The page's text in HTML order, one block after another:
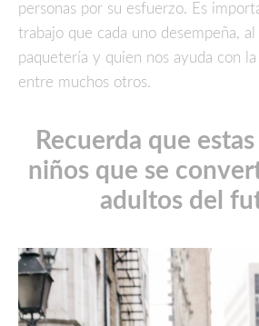
personas por su esfuerzo. Es
trabajo que cada uno desempeña,
paquetería y quien nos ayuda con
entre muchos otros.
Recuerda que
niños que se
adultos del